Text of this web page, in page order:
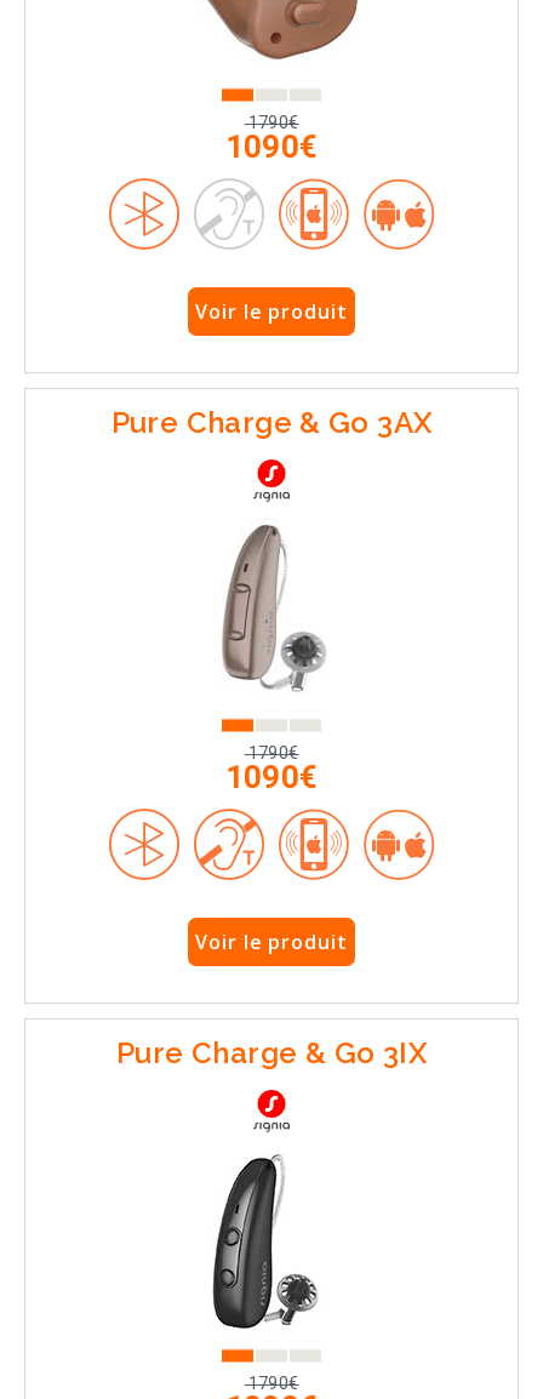
1790€
1090€
Voir le produit
Pure Charge & Go 3AX
1790€
1090€
Voir le produit
Pure Charge & Go 3IX
1790€